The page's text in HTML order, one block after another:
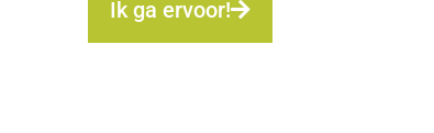
Ik ga ervoor!